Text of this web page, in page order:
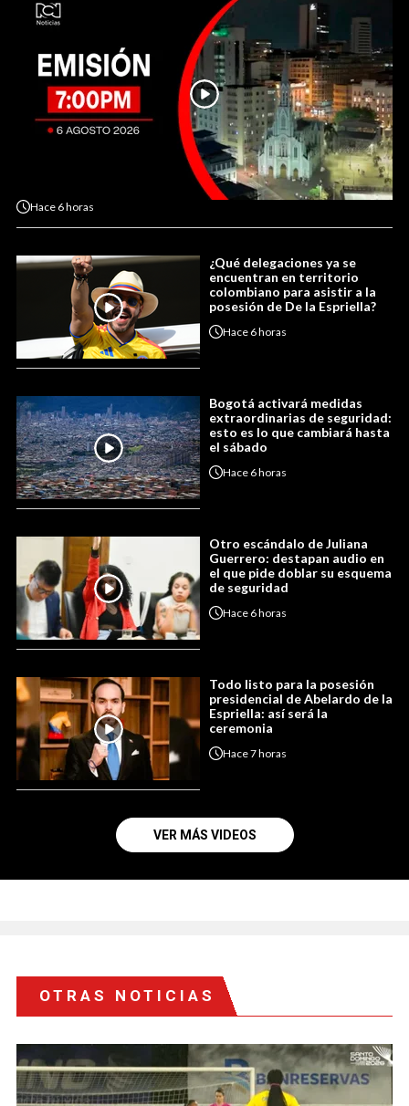
Hace 6 horas
¿Qué delegaciones ya se
encuentran en territorio
colombiano para asistir a la
posesión de De la Espriella?
Hace 6 horas
Bogotá activará medidas
extraordinarias de seguridad:
esto es lo que cambiará hasta
el sábado
Hace 6 horas
Otro escándalo de Juliana
Guerrero: destapan audio en
el que pide doblar su esquema
de seguridad
Hace 6 horas
Todo listo para la posesión
presidencial de Abelardo de la
Espriella: así será la
ceremonia
Hace7 horas
VER MÁS VIDEOS
OTRAS NOTICIAS